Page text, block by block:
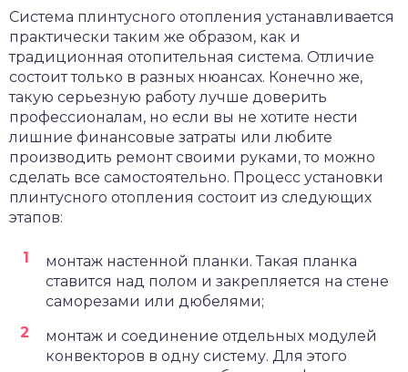
Система плинтусного отопления устанавливается
практически таким же образом, как и
традиционная отопительная система. Отличие
состоит только в разных нюансах. Конечно же,
такую серьезную работу лучше доверить
профессионалам, но если вы не хотите нести
лишние финансовые затраты или любите
производить ремонт своими руками, то можно
сделать все самостоятельно. Процесс установки
плинтусного отопления состоит из следующих
этапов:
монтаж настенной планки. Такая планка
ставится над полом и закрепляется на стене
саморезами или дюбелями;
монтаж и соединение отдельных модулей
конвекторов в одну систему. Для этого